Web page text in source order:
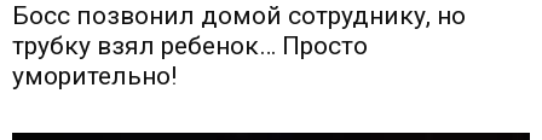
Босс позвонил домой сотруднику, но
трубку взял ребенок… Просто
уморительно!